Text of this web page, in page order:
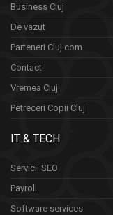
Business Cluj
De vazut
Parteneri Cluj.com
Contact
Vremea Cluj
Petreceri Copii Cluj
IT & TECH
Servicii SEO
Payroll
Software services